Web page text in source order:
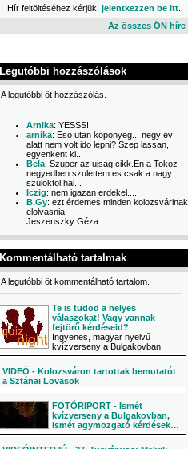
Hír feltöltéséhez kérjük, jelentkezzen be itt
Az összes ÖN híre
Legutóbbi hozzászólások
A legutóbbi öt hozzászólás.
Arnika: YESSS!
arnika: Eso utan koponyeg... negy ev
alatt nem volt ido lepni? Szep lassan,
egyenkent ki...
Bela: Szuper az ujsag cikk.En a Tokoz
negyedben szulettem es csak a nagy
szuloktol hal...
Iczig: nem igazan erdekel....
B.Gy: ezt érdemes minden kolozsvárinak
elolvasnia:
Jeszenszky Géza...
Kommentálható tartalmak
A legutóbbi öt kommentálható tartalom.
Te is tudod a helyes
válaszokat! Vagy vannak
fejtörő kérdéseid?
Ingyenes, magyar nyelvű
kvízverseny a Bulgakovban
VIDEÓ - Kolozsváron tartottak bemutatót
a Sztánai Lovasok
FOTÓRIPORT - Ismét
kvízverseny a Bulgakovban,
ismét agymozgató kérdések…